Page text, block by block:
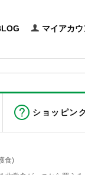
マイアカウ
ショッピン
食)